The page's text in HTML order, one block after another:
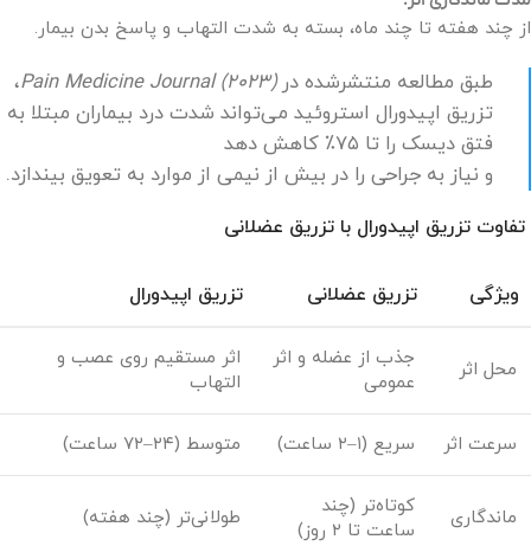
از چند هفته تا چند ماه، بسته به شدت التهاب و پاسخ بدن بیمار.
طبق مطالعه منتشرشده درPain Medicine Journal (2023)،
تزریق اپیدورال استروئید می‌تواند شدت درد بیماران مبتلا به
فتق دیسک را تا ۷۵٪ کاهش دهد
و نیاز به جراحی را در بیش از نیمی از موارد به تعویق بیندازد.
تفاوت تزریق اپیدورال با تزریق عضلانی
ویژگی تزریق عضلانی تزریق اپیدورال
محل اثر
جذب از عضله و اثر
عمومی
اثر مستقیم روی عصب و
التهاب
سرعت اثر سریع (۱–۲ ساعت) متوسط (۲۴–۷۲ ساعت)
ماندگاری
کوتاه‌تر (چند
ساعت تا ۲ روز)
طولانی‌تر (چند هفته)